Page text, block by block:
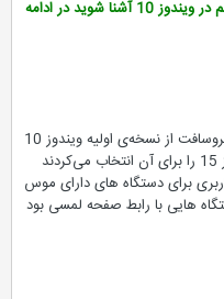
دارید به‌طور مختصر با تغییرات ظاهری مهم در ویندوز 10 آشنا شوید در ادامه
در هفته‌ای که گذشت شاهد رونمایی مایکروسافت از نسخه‌ی اولیه ویندوز 10
بودیم که به عقیده‌ی ما بهتر بود نام ویندوز 15 را برای آن انتخاب می‌کردند
رابط کاربری برای دستگاه های دارای موس
دستگاه هایی با رابط صفحه لمسی بود